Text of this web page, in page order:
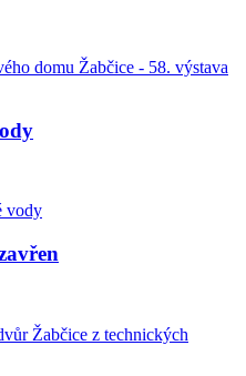
domu Žabčice - 58. výstava
vody
Žabčice z technických